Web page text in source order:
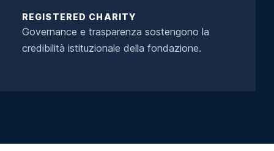
REGISTERED CHARITY
Governance e trasparenza sostengono la
credibilità istituzionale della fondazione.